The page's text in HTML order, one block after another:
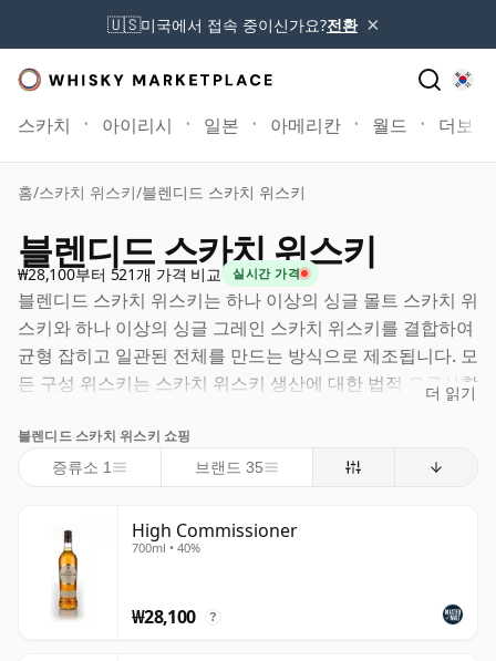
🇺🇸미국에서 접속 중이신가요?전환 ×
스카치 아이리시 일본 아메리칸 월드 더보기
홈/스카치 위스키/블렌디드 스카치 위스키
블렌디드 스카치 위스키
₩28,100부터 521개 가격 비교 실시간 가격
블렌디드 스카치 위스키는 하나 이상의 싱글 몰트 스카치 위
스키와 하나 이상의 싱글 그레인 스카치 위스키를 결합하여
균형 잡히고 일관된 전체를 만드는 방식으로 제조됩니다. 모
든 구성 위스키는 스카치 위스키 생산에 대한 법적 요구사항
성되어야 하고, 오크 캐스크에서 최소 3년간 숙성되어야 하
며, 최소 40% ABV의 도수로 병입되어야 함을 의미합니다.
많은 블렌드는 다수의 개별 위스키로 구성되며, 잘 알려진
하우스 스타일이 신중한 비율로 함께 작용하는 수십 가지의
서로 다른 몰트와 그레인 구성 요소에 의존하는 것은 드문
일이 아닙니다.
블렌디드 스카치는 싱글 몰트에만 집중하는 애호가들에 의
더 읽기
블렌디드 스카치 위스키 쇼핑
증류소 1 브랜드 35
High Commissioner
700ml • 40%
₩28,100 ?